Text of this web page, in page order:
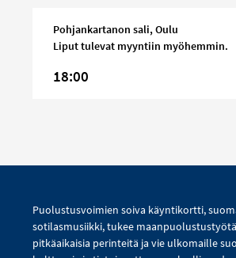
Pohjankartanon sali, Oulu
Liput tulevat myyntiin myöhemmin.
18:00
Puolustusvoimien soiva käyntikortti,
sotilasmusiikki, tukee
pitkäaikaisia perinteitä ja vie ulkomaille